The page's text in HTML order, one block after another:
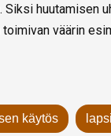
huutamisen
väärin
käytös